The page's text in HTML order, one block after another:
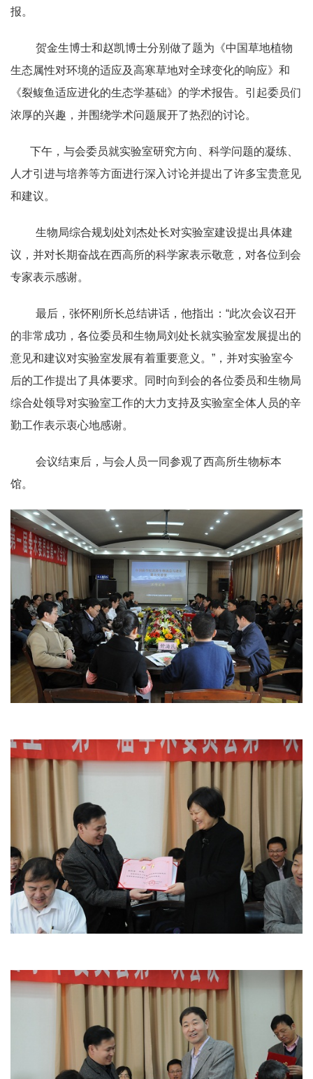
报。
贺金生博士和赵凯博士分别做了题为《中国草地植物
生态属性对环境的适应及高寒草地对全球变化的响应》和
《裂鳆鱼适应进化的生态学基础》的学术报告。引起委员们
浓厚的兴趣，并围绕学术问题展开了热烈的讨论。
下午，与会委员就实验室研究方向、科学问题的凝练、
人才引进与培养等方面进行深入讨论并提出了许多宝贵意见
和建议。
生物局综合规划处刘杰处长对实验室建设提出具体建
议，并对长期奋战在西高所的科学家表示敬意，对各位到会
专家表示感谢。
最后，张怀刚所长总结讲话，他指出：“此次会议召开
的非常成功，各位委员和生物局刘处长就实验室发展提出的
意见和建议对实验室发展有着重要意义。”，并对实验室今
后的工作提出了具体要求。同时向到会的各位委员和生物局
综合处领导对实验室工作的大力支持及实验室全体人员的辛
勤工作表示衷心地感谢。
会议结束后，与会人员一同参观了西高所生物标本
馆。